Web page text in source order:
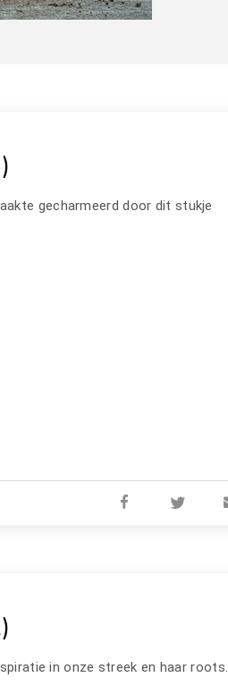
gecharmeerd door dit stukje
in onze streek en haar roots.